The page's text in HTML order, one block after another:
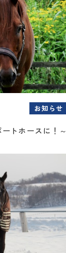
お知らせ
トホースに！～